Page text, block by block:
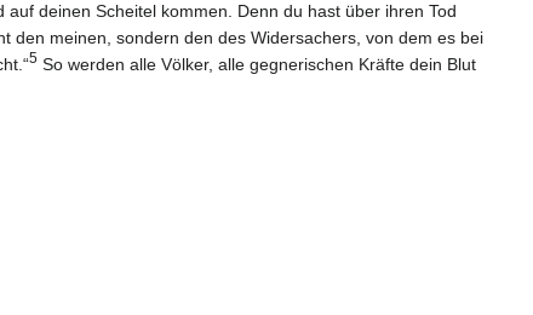
deinen Scheitel kommen. Denn du hast über ihren Tod
den meinen, sondern den des Widersachers, von dem es bei
5 So werden alle Völker, alle gegnerischen Kräfte dein Blut